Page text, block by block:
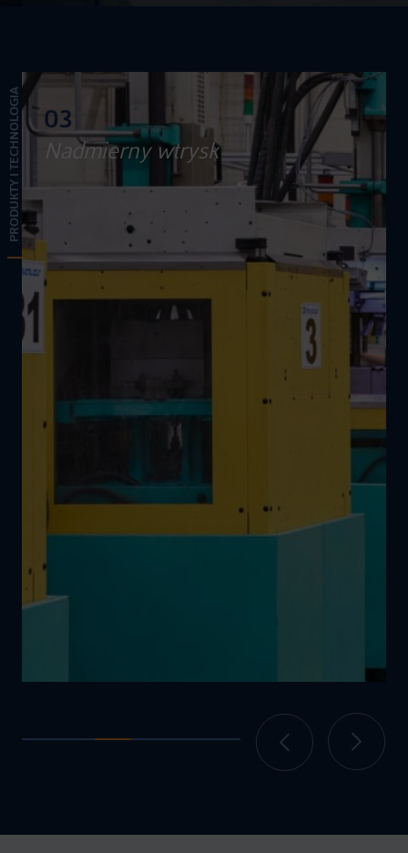
PRODUKTY I TECHNOLOGIA 03
Nadmierny wtrysk